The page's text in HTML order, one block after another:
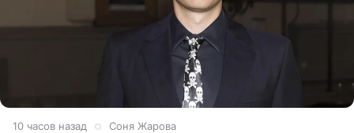
10 часов назад Соня Жарова